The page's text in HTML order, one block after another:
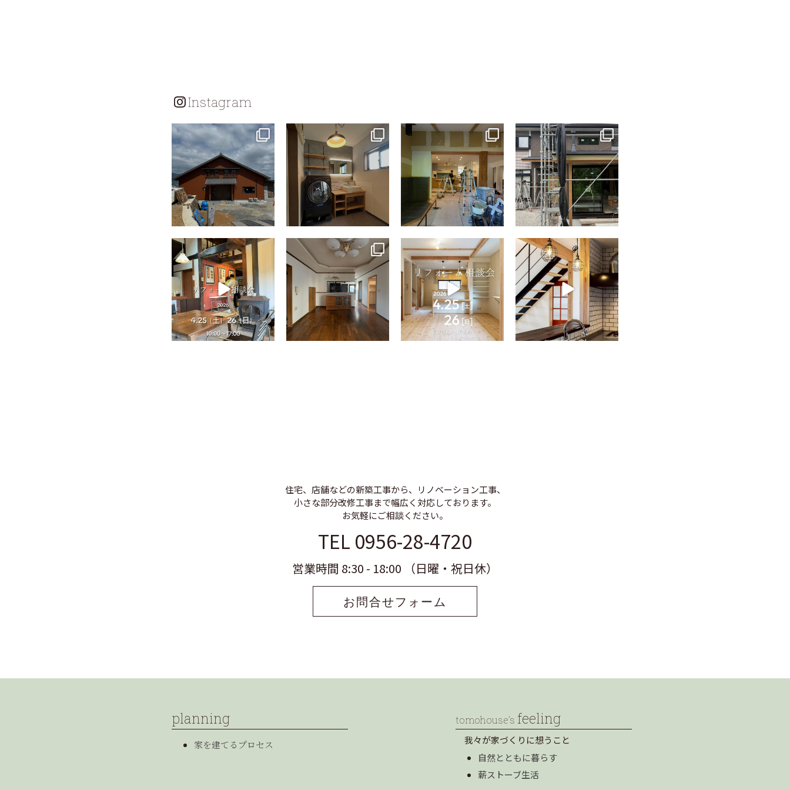
Instagram
tomohouseinc
tomohouseinc
7月 13
tomohouseinc
tomohouseinc
6月 3
tomohouseinc
4月 25
tomohouseinc
4月 9
tomohouseinc
4月 2
tomohouseinc
2月 28
住宅、店舗などの新築工事から、リノベーション工事、
小さな部分改修工事まで幅広く対応しております。
お気軽にご相談ください。
TEL 0956-28-4720
営業時間 8:30 - 18:00 （日曜・祝日休）
お問合せフォーム
planning
家を建てるプロセス
tomohouse’s feeling
我々が家づくりに想うこと
自然とともに暮らす
薪ストーブ生活